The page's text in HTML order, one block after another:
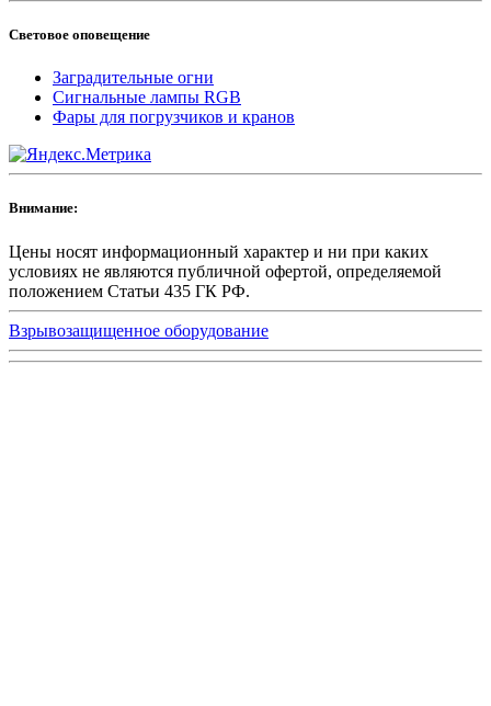
Световое оповещение
Заградительные огни
Сигнальные лампы RGB
Фары для погрузчиков и кранов
Внимание:
Цены носят информационный характер и ни при каких
условиях не являются публичной офертой, определяемой
положением Статьи 435 ГК РФ.
Взрывозащищенное оборудование